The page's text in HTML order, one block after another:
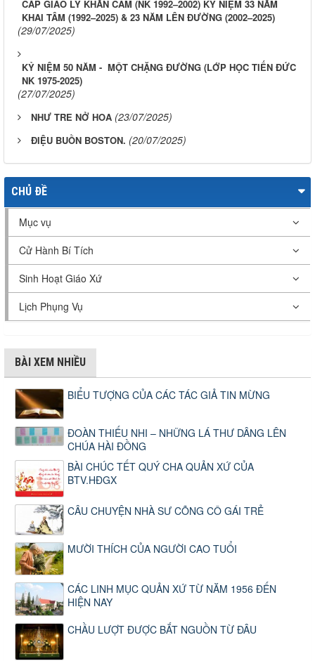
CẤP GIÁO LÝ KHĂN CAM (NK 1992–2002) KỶ NIỆM 33 NĂM
KHAI TÂM (1992–2025) & 23 NĂM LÊN ĐƯỜNG (2002–2025)
(29/07/2025)
KỶ NIỆM 50 NĂM - MỘT CHẶNG ĐƯỜNG (LỚP HỌC TIẾN ĐỨC
NK 1975-2025)
(27/07/2025)
NHƯ TRE NỞ HOA (23/07/2025)
ĐIỆU BUỒN BOSTON. (20/07/2025)
CHỦ ĐỀ
Mục vụ
Cử Hành Bí Tích
Sinh Hoạt Giáo Xứ
Lịch Phụng Vụ
BÀI XEM NHIỀU
BIỂU TƯỢNG CỦA CÁC TÁC GIẢ TIN MỪNG
ĐOÀN THIẾU NHI – NHỮNG LÁ THƯ DÂNG LÊN
CHÚA HÀI ĐỒNG
BÀI CHÚC TẾT QUÝ CHA QUẢN XỨ CỦA
BTV.HĐGX
CÂU CHUYỆN NHÀ SƯ CÕNG CÔ GÁI TRẺ
MƯỜI THÍCH CỦA NGƯỜI CAO TUỔI
CÁC LINH MỤC QUẢN XỨ TỪ NĂM 1956 ĐẾN
HIỆN NAY
CHẦU LƯỢT ĐƯỢC BẮT NGUỒN TỪ ĐÂU